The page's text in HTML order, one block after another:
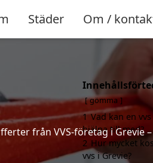
Städer Om /
från VVS-företag i Grevie
gömma
1 Vad kan en
hjälpa till med?
2 Hur mycket
vvs i Grevie?